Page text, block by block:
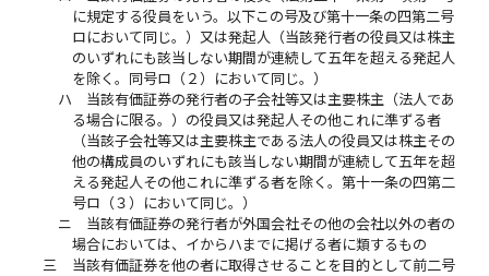
に規定する役員をいう。以下この号及び第十一条の四第二号
ロにおいて同じ。）又は発起人（当該発行者の役員又は株主
のいずれにも該当しない期間が連続して五年を超える発起人
を除く。同号ロ（２）において同じ。）
ハ
当該有価証券の発行者の子会社等又は主要株主（法人であ
る場合に限る。）の役員又は発起人その他これに準ずる者
（当該子会社等又は主要株主である法人の役員又は株主その
他の構成員のいずれにも該当しない期間が連続して五年を超
える発起人その他これに準ずる者を除く。第十一条の四第二
号ロ（３）において同じ。）
ニ
当該有価証券の発行者が外国会社その他の会社以外の者の
場合においては、イからハまでに掲げる者に類するもの
三
当該有価証券を他の者に取得させることを目的として前二号